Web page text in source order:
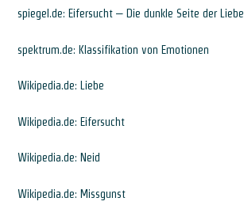
spiegel.de: Eifersucht – Die dunkle Seite der Liebe
spektrum.de: Klassifikation von Emotionen
Wikipedia.de: Liebe
Wikipedia.de: Eifersucht
Wikipedia.de: Neid
Wikipedia.de: Missgunst